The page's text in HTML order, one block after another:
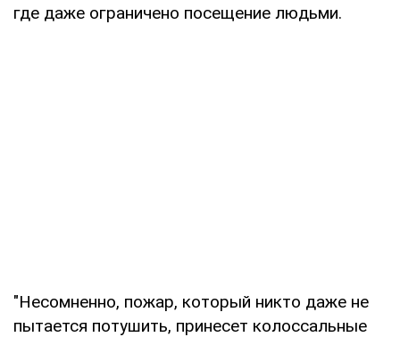
где даже ограничено посещение людьми.
"Несомненно, пожар, который никто даже не
пытается потушить, принесет колоссальные